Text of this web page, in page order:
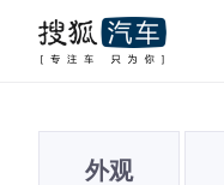
外观